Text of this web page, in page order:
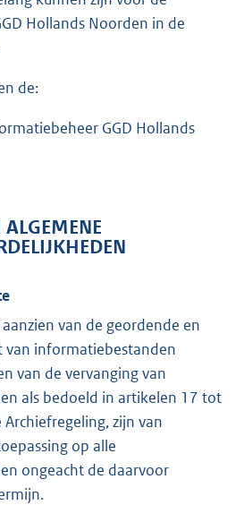
Hollands Noorden in de
de:
GGD Hollands
van de geordende en
van informatiebestanden
van de vervanging van
als bedoeld in artikelen 17 tot
zijn van
op alle
ongeacht de daarvoor